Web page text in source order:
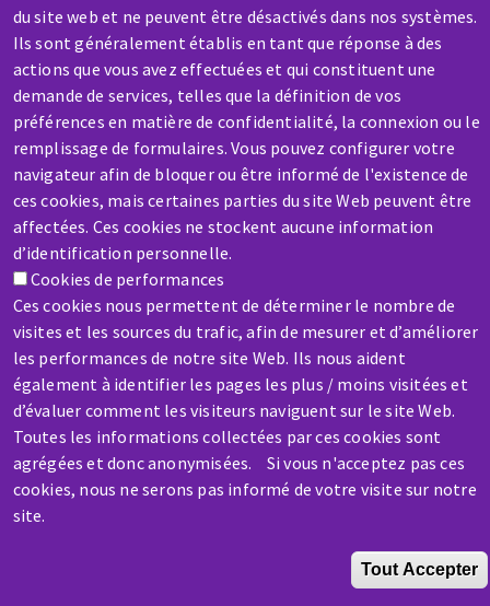
du site web et ne peuvent être désactivés dans nos systèmes.
Ils sont généralement établis en tant que réponse à des
actions que vous avez effectuées et qui constituent une
demande de services, telles que la définition de vos
préférences en matière de confidentialité, la connexion ou le
remplissage de formulaires. Vous pouvez configurer votre
navigateur afin de bloquer ou être informé de l'existence de
ces cookies, mais certaines parties du site Web peuvent être
affectées. Ces cookies ne stockent aucune information
d’identification personnelle.
Cookies de performances
Ces cookies nous permettent de déterminer le nombre de
visites et les sources du trafic, afin de mesurer et d’améliorer
les performances de notre site Web. Ils nous aident
également à identifier les pages les plus / moins visitées et
d’évaluer comment les visiteurs naviguent sur le site Web.
Toutes les informations collectées par ces cookies sont
agrégées et donc anonymisées. Si vous n'acceptez pas ces
cookies, nous ne serons pas informé de votre visite sur notre
site.
Tout Accepter
SAV / RÉPARATION
Une machine cassée ? En panne ?
Contactez-nous
Aller
au
contenu
principal